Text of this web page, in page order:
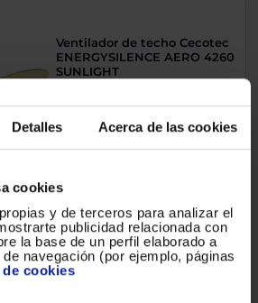
Detalles Acerca de las cookies
cookies
y de terceros para analizar el
publicidad relacionada con
la base de un perfil elaborado a
navegación (por ejemplo, páginas
cookies
Ventilador de techo Cecotec
ENERGYSILENCE AERO 4260
SUNLIGHT
Comparar